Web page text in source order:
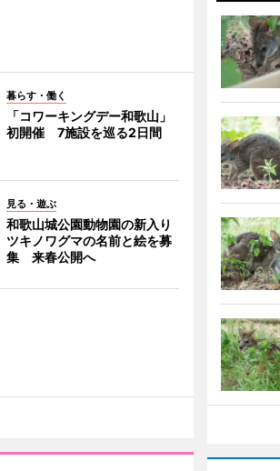
暮らす・働く
「コワーキングデー和歌山」
初開催 7施設を巡る2日間
見る・遊ぶ
和歌山城公園動物園の新入り
ツキノワグマの名前と絵を募
集 来春公開へ